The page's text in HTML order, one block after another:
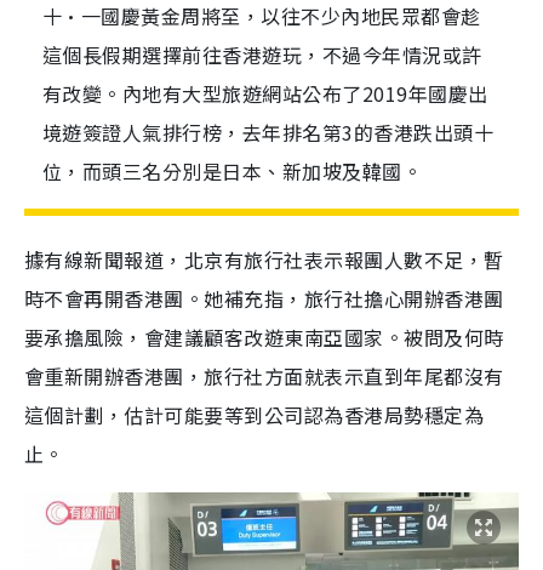
十•一國慶黃金周將至，以往不少內地民眾都會趁
這個長假期選擇前往香港遊玩，不過今年情況或許
有改變。內地有大型旅遊網站公布了2019年國慶出
境遊簽證人氣排行榜，去年排名第3的香港跌出頭十
位，而頭三名分別是日本、新加坡及韓國。
據有線新聞報道，北京有旅行社表示報團人數不足，暫
時不會再開香港團。她補充指，旅行社擔心開辦香港團
要承擔風險，會建議顧客改遊東南亞國家。被問及何時
會重新開辦香港團，旅行社方面就表示直到年尾都沒有
這個計劃，估計可能要等到公司認為香港局勢穩定為
止。